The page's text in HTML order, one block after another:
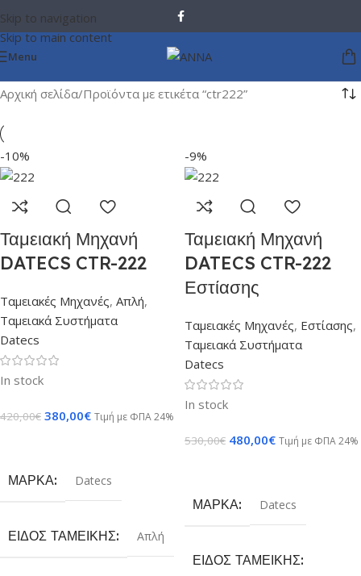
Skip to navigation
Skip to main content
Menu
Αρχική σελίδα Προϊόντα με ετικέτα “ctr222”
-10%
Ταμειακή Μηχανή
DATECS CTR-222
Ταμειακές Μηχανές, Απλή,
Ταμειακά Συστήματα
Datecs
In stock
420,00€ 380,00€ Τιμή με ΦΠΑ 24%
ΜΆΡΚΑ Datecs
ΕΊΔΟΣ ΤΑΜΕΙΚΉΣ Απλή
-9%
Ταμειακή Μηχανή
DATECS CTR-222
Εστίασης
Ταμειακές Μηχανές, Εστίασης,
Ταμειακά Συστήματα
Datecs
In stock
530,00€ 480,00€ Τιμή με ΦΠΑ 24%
ΜΆΡΚΑ Datecs
ΕΊΔΟΣ ΤΑΜΕΙΚΉΣ